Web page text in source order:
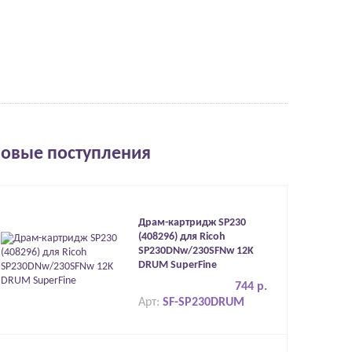
поступления
Драм-картридж SP230
(408296) для Ricoh
SP230DNw/230SFNw 12K
DRUM SuperFine
744 р.
Арт: SF-SP230DRUM